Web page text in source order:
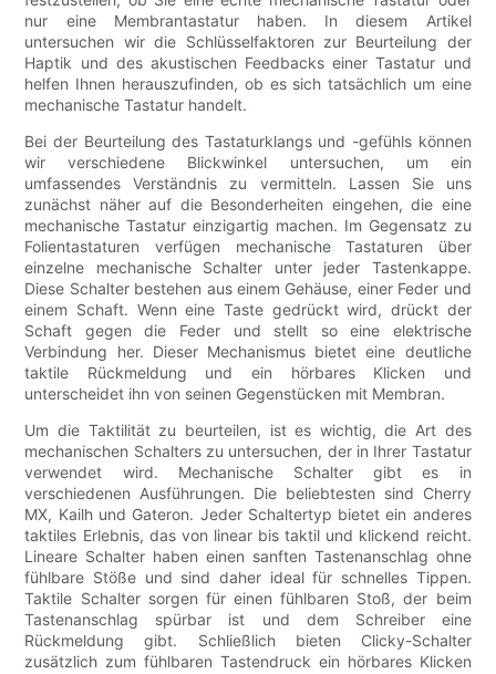
nur eine Membrantastatur haben. In diesem Artikel
untersuchen wir die Schlüsselfaktoren zur Beurteilung der
Haptik und des akustischen Feedbacks einer Tastatur und
helfen Ihnen herauszufinden, ob es sich tatsächlich um eine
mechanische Tastatur handelt.
Bei der Beurteilung des Tastaturklangs und -gefühls können
wir verschiedene Blickwinkel untersuchen, um ein
umfassendes Verständnis zu vermitteln. Lassen Sie uns
zunächst näher auf die Besonderheiten eingehen, die eine
mechanische Tastatur einzigartig machen. Im Gegensatz zu
Folientastaturen verfügen mechanische Tastaturen über
einzelne mechanische Schalter unter jeder Tastenkappe.
Diese Schalter bestehen aus einem Gehäuse, einer Feder und
einem Schaft. Wenn eine Taste gedrückt wird, drückt der
Schaft gegen die Feder und stellt so eine elektrische
Verbindung her. Dieser Mechanismus bietet eine deutliche
taktile Rückmeldung und ein hörbares Klicken und
unterscheidet ihn von seinen Gegenstücken mit Membran.
Um die Taktilität zu beurteilen, ist es wichtig, die Art des
mechanischen Schalters zu untersuchen, der in Ihrer Tastatur
verwendet wird. Mechanische Schalter gibt es in
verschiedenen Ausführungen. Die beliebtesten sind Cherry
MX, Kailh und Gateron. Jeder Schaltertyp bietet ein anderes
taktiles Erlebnis, das von linear bis taktil und klickend reicht.
Lineare Schalter haben einen sanften Tastenanschlag ohne
fühlbare Stöße und sind daher ideal für schnelles Tippen.
Taktile Schalter sorgen für einen fühlbaren Stoß, der beim
Tastenanschlag spürbar ist und dem Schreiber eine
Rückmeldung gibt. Schließlich bieten Clicky-Schalter
zusätzlich zum fühlbaren Tastendruck ein hörbares Klicken